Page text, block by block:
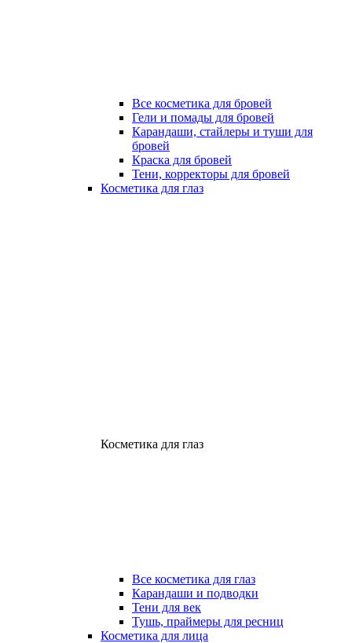
Все косметика для бровей
Гели и помады для бровей
Карандаши, стайлеры и туши для
бровей
Краска для бровей
Тени, корректоры для бровей
Косметика для глаз
Косметика для глаз
Все косметика для глаз
Карандаши и подводки
Тени для век
Тушь, праймеры для ресниц
Косметика для лица